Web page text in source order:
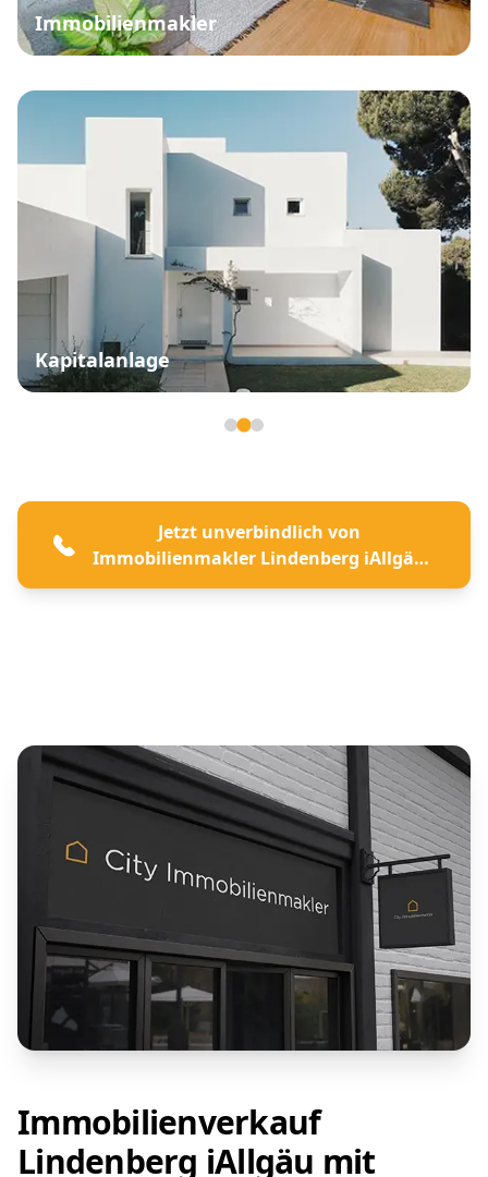
Immobilienmakler
Kapitalanlage
Jetzt unverbindlich von
Immobilienmakler Lindenberg iAllgäu
beraten lassen
Immobilienverkauf
Lindenberg iAllgäu mit